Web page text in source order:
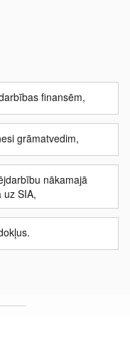
finansēm,
grāmatvedim,
nākamajā
SIA,